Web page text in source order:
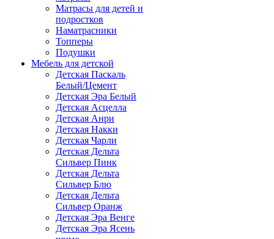
Матрасы для детей и
подростков
Наматрасники
Топперы
Подушки
Мебель для детской
Детская Паскаль
Белый/Цемент
Детская Эра Белый
Детская Асцелла
Детская Анри
Детская Накки
Детская Чарли
Детская Дельта
Сильвер Пинк
Детская Дельта
Сильвер Блю
Детская Дельта
Сильвер Оранж
Детская Эра Венге
Детская Эра Ясень